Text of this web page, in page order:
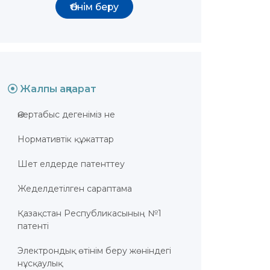
Өтінім беру
Жалпы ақпарат
Өнертабыс дегеніміз не
Нормативтік құжаттар
Шет елдерде патенттеу
Жеделдетілген сараптама
Қазақстан Республикасының №1
патенті
Электрондық өтінім беру жөніндегі
нұсқаулық